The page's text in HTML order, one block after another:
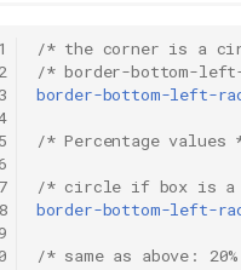
1
3
5
7
8
9
/* the corner is a
/* border-bottom-
border-bottom-left-
/* Percentage values
/* circle if box is a
border-bottom-left-
/* same as above: